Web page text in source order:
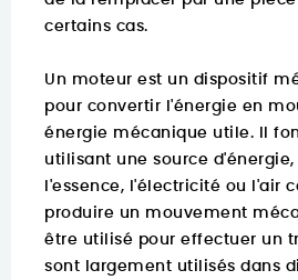
certains cas.
Un moteur est un dispositif
pour convertir l'énergie en
énergie mécanique utile. Il
utilisant une source
l'essence, l'électricité ou l'air
produire un mouvement
être utilisé pour effectuer un
sont largement utilisés dans